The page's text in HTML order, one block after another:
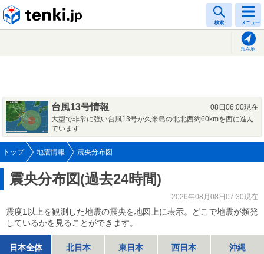
検索 メニュー
現在地
台風13号情報
08日06:00現在
大型で非常に強い台風13号が久米島の北北西約60kmを西に進ん
でいます
トップ 地震情報 震央分布図
震央分布図(過去24時間)
2026年08月08日07:30現在
震度1以上を観測した地震の震央を地図上に表示。どこで地震が頻発
しているかを見ることができます。
日本全体 北日本 東日本 西日本 沖縄